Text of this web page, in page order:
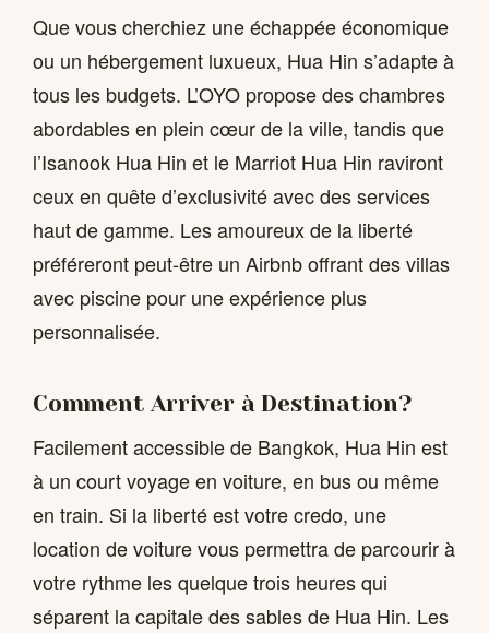
Que vous cherchiez une échappée économique
ou un hébergement luxueux, Hua Hin s’adapte à
tous les budgets. L’OYO propose des chambres
abordables en plein cœur de la ville, tandis que
l’Isanook Hua Hin et le Marriot Hua Hin raviront
ceux en quête d’exclusivité avec des services
haut de gamme. Les amoureux de la liberté
préféreront peut-être un Airbnb offrant des villas
avec piscine pour une expérience plus
personnalisée.
Comment Arriver à Destination?
Facilement accessible de Bangkok, Hua Hin est
à un court voyage en voiture, en bus ou même
en train. Si la liberté est votre credo, une
location de voiture vous permettra de parcourir à
votre rythme les quelque trois heures qui
séparent la capitale des sables de Hua Hin. Les